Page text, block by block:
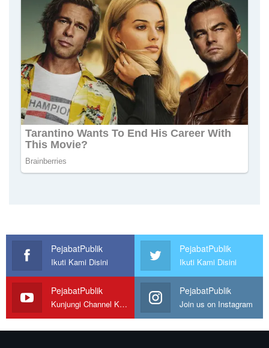
PejabatPublik
Ikuti Kami Disini
PejabatPublik
Ikuti Kami Disini
PejabatPublik
Kunjungi Channel Kami
PejabatPublik
Join us on Instagram